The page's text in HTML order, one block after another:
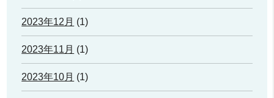
2023年12月 (1)
2023年11月 (1)
2023年10月 (1)